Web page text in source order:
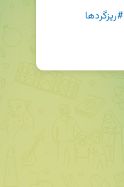
#ریزگردها